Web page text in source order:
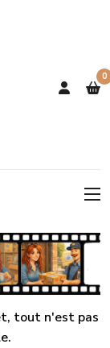
0
tout n'est pas